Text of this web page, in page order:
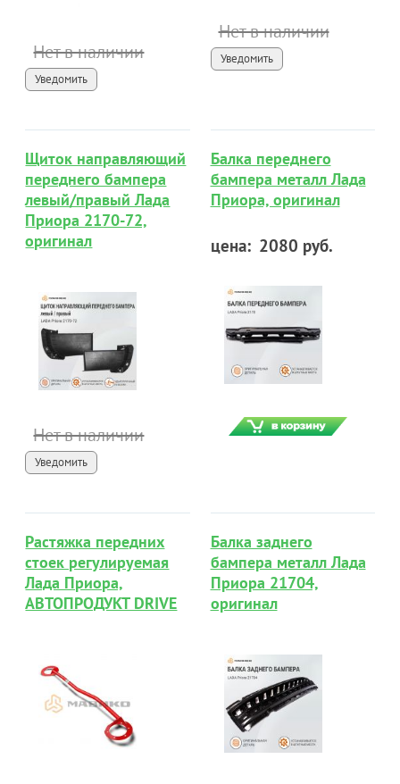
Нет в наличии
Уведомить
Нет в наличии
Уведомить
Щиток направляющий
переднего бампера
левый/правый Лада
Приора 2170-72,
оригинал
Нет в наличии
Уведомить
Балка переднего
бампера металл Лада
Приора, оригинал
цена: 2080 руб.
Растяжка передних
стоек регулируемая
Лада Приора,
АВТОПРОДУКТ DRIVE
Балка заднего
бампера металл Лада
Приора 21704,
оригинал